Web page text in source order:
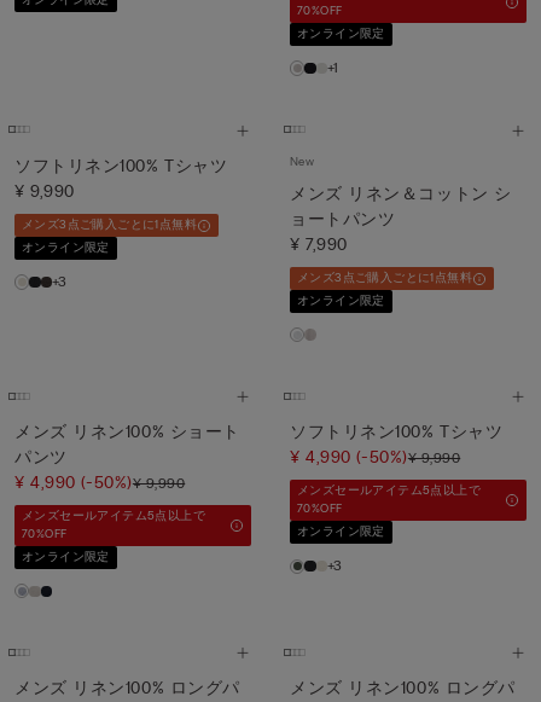
70%OFF
オンライン限定
+1
ソフトリネン100% Tシャツ
¥ 9,990
メンズ3点ご購入ごとに1点無料
オンライン限定
+3
New
メンズ リネン＆コットン シ
ョートパンツ
¥ 7,990
メンズ3点ご購入ごとに1点無料
オンライン限定
メンズ リネン100% ショート
パンツ
¥ 4,990(-50%)¥ 9,990
メンズセールアイテム5点以上で
70%OFF
オンライン限定
ソフトリネン100% Tシャツ
¥ 4,990(-50%)¥ 9,990
メンズセールアイテム5点以上で
70%OFF
オンライン限定
+3
メンズ リネン100% ロングパ
メンズ リネン100% ロングパ